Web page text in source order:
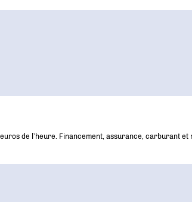
de l’heure. Financement, assurance, carburant et